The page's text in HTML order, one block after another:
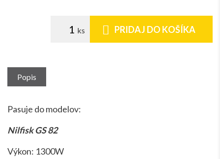
PRIDAJ DO KOŠÍKA
Popis
Pasuje do modelov:
Nilfisk GS 82
Výkon: 1300W